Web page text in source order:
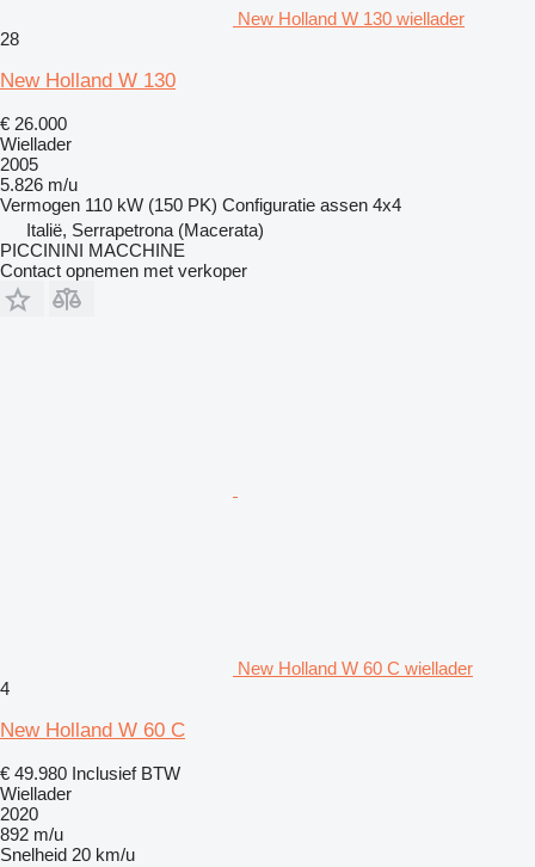
New Holland W 130 wiellader
28
New Holland W 130
€ 26.000
Wiellader
2005
5.826 m/u
Vermogen 110 kW (150 PK) Configuratie assen 4x4
Italië, Serrapetrona (Macerata)
PICCININI MACCHINE
Contact opnemen met verkoper
New Holland W 60 C wiellader
4
New Holland W 60 C
€ 49.980 Inclusief BTW
Wiellader
2020
892 m/u
Snelheid 20 km/u